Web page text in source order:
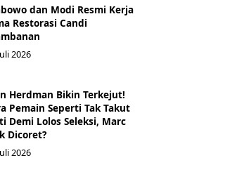
dan Modi Resmi Kerja
Restorasi Candi
2026
Herdman Bikin Terkejut!
Pemain Seperti Tak Takut
Demi Lolos Seleksi, Marc
Dicoret?
2026